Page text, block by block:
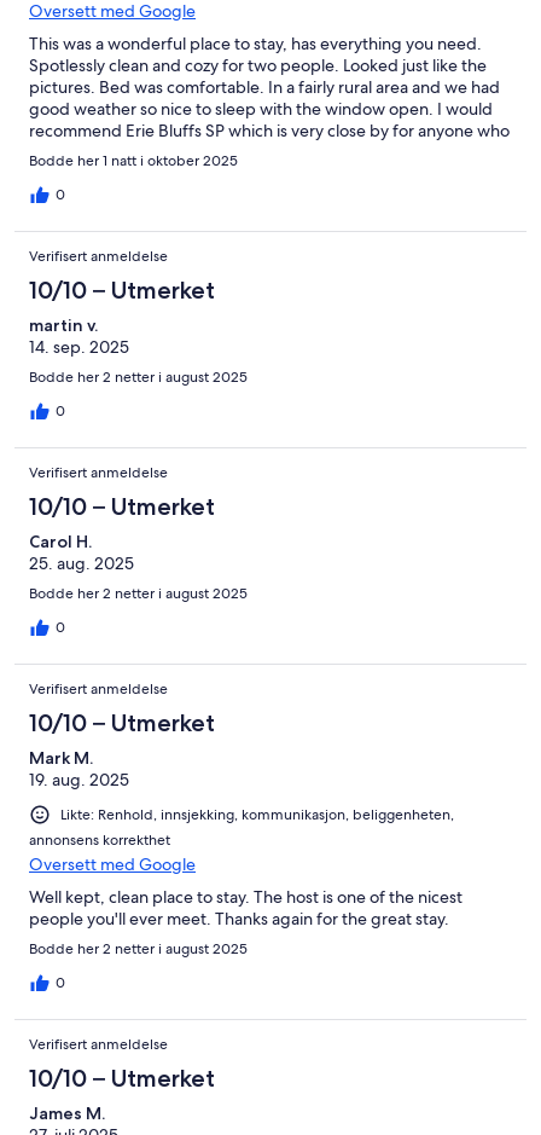
Oversett med Google
This was a wonderful place to stay, has everything you need.
Spotlessly clean and cozy for two people. Looked just like the
pictures. Bed was comfortable. In a fairly rural area and we had
good weather so nice to sleep with the window open. I would
recommend Erie Bluffs SP which is very close by for anyone who
likes hiking or just a nice lake view, definitely a hidden gem.
Bodde her 1 natt i oktober 2025
0
Verifisert anmeldelse
10/10 – Utmerket
martin v.
14. sep. 2025
Bodde her 2 netter i august 2025
0
Verifisert anmeldelse
10/10 – Utmerket
Carol H.
25. aug. 2025
Bodde her 2 netter i august 2025
0
Verifisert anmeldelse
10/10 – Utmerket
Mark M.
19. aug. 2025
Likte: Renhold, innsjekking, kommunikasjon, beliggenheten,
annonsens korrekthet
Oversett med Google
Well kept, clean place to stay. The host is one of the nicest
people you'll ever meet. Thanks again for the great stay.
Bodde her 2 netter i august 2025
0
Verifisert anmeldelse
10/10 – Utmerket
James M.